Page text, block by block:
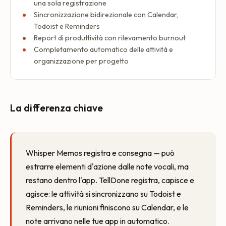
una sola registrazione
Sincronizzazione bidirezionale con Calendar,
Todoist e Reminders
Report di produttività con rilevamento burnout
Completamento automatico delle attività e
organizzazione per progetto
La differenza chiave
Whisper Memos registra e consegna — può
estrarre elementi d'azione dalle note vocali, ma
restano dentro l'app. TellDone registra, capisce e
agisce: le attività si sincronizzano su Todoist e
Reminders, le riunioni finiscono su Calendar, e le
note arrivano nelle tue app in automatico.